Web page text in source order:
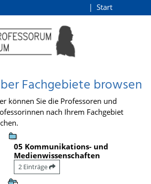
Start
Fachgebiete browsen
können Sie die Professoren und
nach Ihrem Fachgebiet
05 Kommunikations- und
Medienwissenschaften
2 Einträge